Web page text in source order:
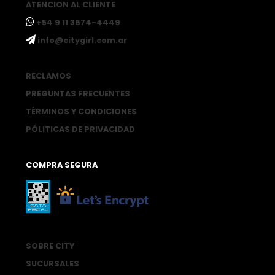
ATENCION AL CLIENTE
ㅤ+54 9 11 3674-4449
ㅤinfo@citygirl.com.ar
RECLAMOS
PREGUNTAS FRECUENTES
TÉRMINOS Y CONDICIONES
PÓLITICAS DE PRIVACIDAD
COMPRA SEGURA
SOBRE CITY
SUCURSALES